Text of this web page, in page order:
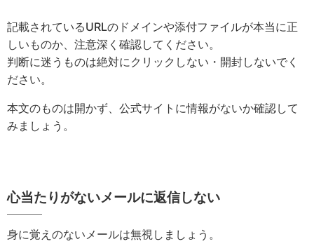
記載されているURLのドメインや添付ファイルが本当に正
しいものか、注意深く確認してください。
判断に迷うものは絶対にクリックしない・開封しないでく
ださい。
本文のものは開かず、公式サイトに情報がないか確認して
みましょう。
心当たりがないメールに返信しない
身に覚えのないメールは無視しましょう。